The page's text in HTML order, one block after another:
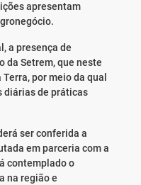
apresentam
a presença de
da Setrem, que neste
por meio da qual
diárias de práticas
ser conferida a
em parceria com a
contemplado o
na região e